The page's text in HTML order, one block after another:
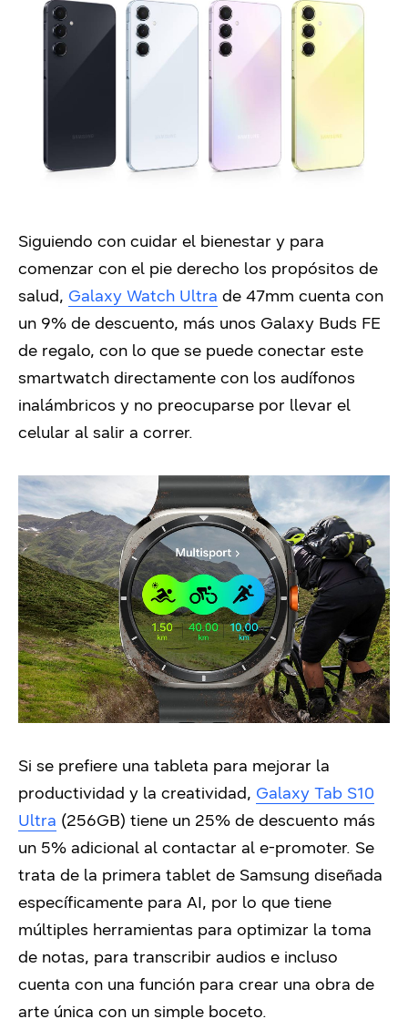
Siguiendo con cuidar el bienestar y para
comenzar con el pie derecho los propósitos de
salud, Galaxy Watch Ultra de 47mm cuenta con
un 9% de descuento, más unos Galaxy Buds FE
de regalo, con lo que se puede conectar este
smartwatch directamente con los audífonos
inalámbricos y no preocuparse por llevar el
celular al salir a correr.
Si se prefiere una tableta para mejorar la
productividad y la creatividad, Galaxy Tab S10
Ultra (256GB) tiene un 25% de descuento más
un 5% adicional al contactar al e-promoter. Se
trata de la primera tablet de Samsung diseñada
específicamente para AI, por lo que tiene
múltiples herramientas para optimizar la toma
de notas, para transcribir audios e incluso
cuenta con una función para crear una obra de
arte única con un simple boceto.